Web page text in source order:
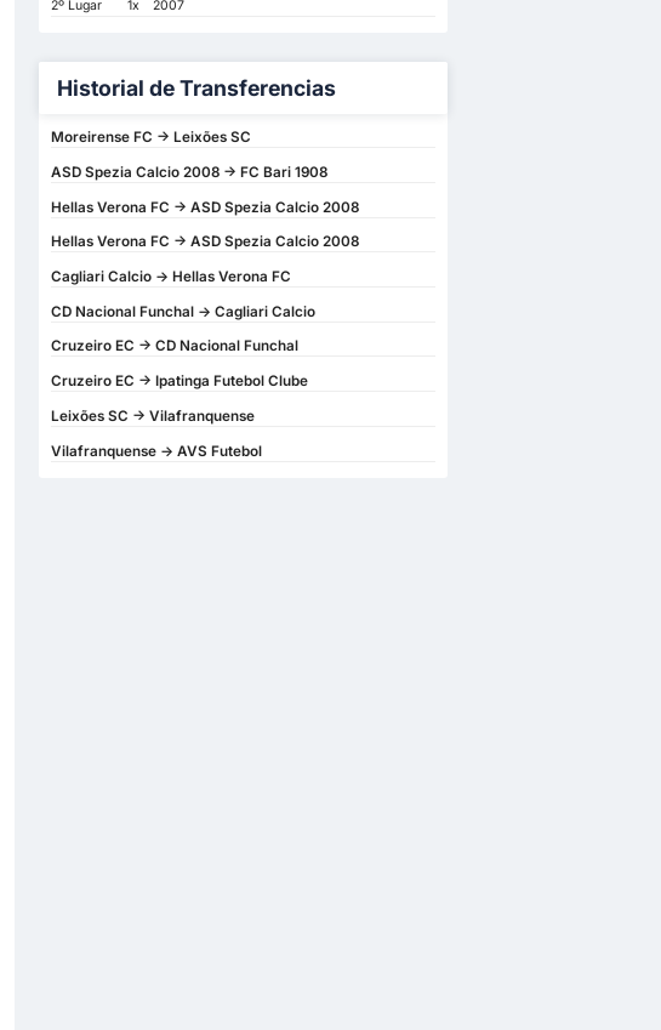
2º Lugar 1x 2007
Historial de Transferencias
Moreirense FC -> Leixões SC
ASD Spezia Calcio 2008 -> FC Bari 1908
Hellas Verona FC -> ASD Spezia Calcio 2008
Hellas Verona FC -> ASD Spezia Calcio 2008
Cagliari Calcio -> Hellas Verona FC
CD Nacional Funchal -> Cagliari Calcio
Cruzeiro EC -> CD Nacional Funchal
Cruzeiro EC -> Ipatinga Futebol Clube
Leixões SC -> Vilafranquense
Vilafranquense -> AVS Futebol